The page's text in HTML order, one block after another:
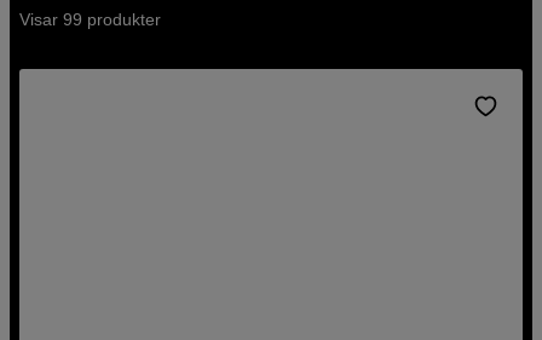
Visar 99 produkter